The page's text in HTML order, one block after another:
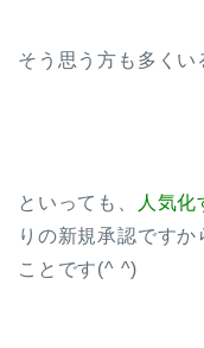
そう思う方も多く
といっても、 人気化
りの新規承認です
ことです(^ ^)